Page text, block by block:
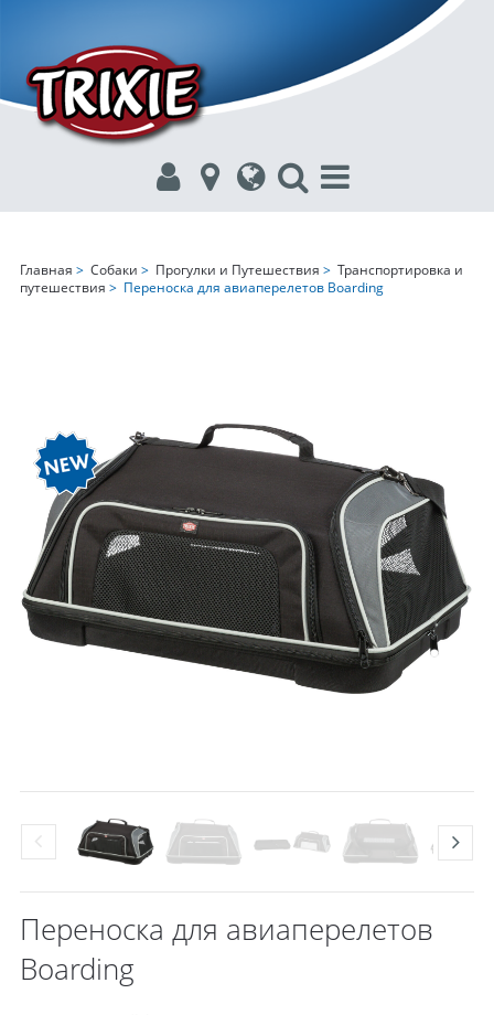
Главная > Собаки > Прогулки и Путешествия > Транспортировка и
путешествия > Переноска для авиаперелетов Boarding
Переноска для авиаперелетов
Boarding